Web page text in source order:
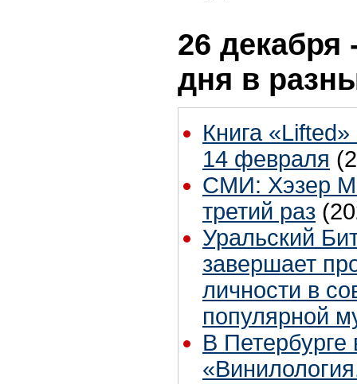
26 декабря
дня в
Книга
14 февраля
СМИ: Хэзер
третий раз
Уральский
завершает
личности в
популярной
В